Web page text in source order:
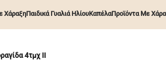
ΧάραξηΠαιδικά Γυαλιά ΗλίουΚαπέλαΠροϊόντα Με
4τμχ ΙΙ